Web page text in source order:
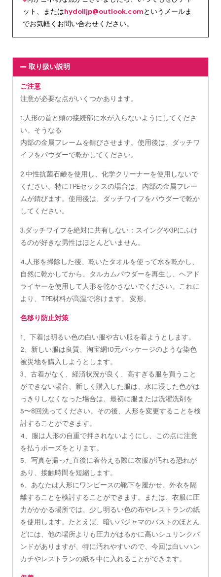
ット、またはhydolljp@outlook.comというメールま
でお気軽くお問い合わせください。
取り扱い説明
ご注意
注意が必要な点がいくつかあります。
1.人形の首と頭の接続部に水が入らないようにしてくださ
い。そうなる
内部の金属フレームを錆びさせます。使用後は、ダッチワ
イフをパウダーで乾かしてください。
2.中性抗菌石鹸を使用し、化学クリーナーを使用しないで
ください。特にTPEセックスの場合は、内部の金属フレー
ムが錆びます。使用後は、ダッチワイフをパウダーで乾か
してください。
3.ダッチワイフを絶対に共有しない：スイングや3Pにふけ
るのが好きな男性はほとんどいません。
4.人形を掃除した後、乾いたタオルを使って水を乾かし、
自然に乾かしてから、タルカムパウダーを再生し、ヘアド
ライヤーを使用して人形を乾かさないでください。これに
より、TPE材料が高温で溶けます。 変形。
色移り防止対策
1、下着は明るい色の白い服や古い服を着ようとします。
2、新しい服は良質、淘宝網10元パッケージのような染色
被災地を購入しようとします。
3、古着がなく、経済状況が良く、高すぎる服を買うこと
ができない場合、新しく購入した服は、水に浸した色がは
っきりしなくなった場合は、最初に服または洗濯洗剤を
5〜8回洗ってください。その後、人形を変更することを検
討することができます。
4、服は人形の自重で押されないようにし、この点に注意
を払うポーズをとります。
5、写真を撮った直後に着替える際に衣服が汚れる恐れが
あり、接触時間を短縮します。
6、あなたは人形にワンピースの靴下を履かせ、外衣を隔
離することを検討することができます。または、衣服に圧
力がかかる場所では、少し明るい色の布やレストランの紙
を使用します。たとえば、暗いパジャマのバストのほとん
どには、他の場所よりも圧力がはるかに高いシュリンクバ
ンドがありますが、特に汚れやすいので、今回は白いハン
カチやレストランの紙を中に入れることができます。